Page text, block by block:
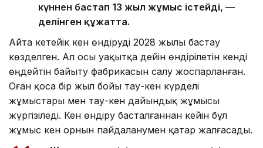
күннен бастап 13 жыл жұмыс істейді, —
делінген құжатта.
Айта кетейік кен өндіруді 2028 жылы бастау
көзделген. Ал осы уақытқа дейін өндірілетін кенді
өңдейтін байыту фабрикасын салу жоспарланған.
Оған қоса бір жыл бойы тау-кен күрделі
жұмыстары мен тау-кен дайындық жұмысы
жүргізіледі. Кен өндіру басталғаннан кейін бұл
жұмыс кен орнын пайдаланумен қатар жалғасады.